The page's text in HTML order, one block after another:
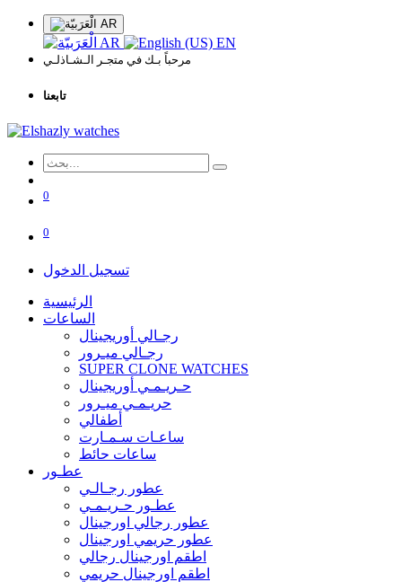
AR
AR EN
مرحباً بـك في متجـر الـشـاذلـي
تابعنا
0
0
تسجيل الدخول
الرئيسية
الساعات
رجـالي أوريجينال
رجـالي ميـرور
SUPER CLONE WATCHES
حـريـمـي أوريجينال
حريـمـي ميـرور
أطفالي
ساعـات سـمـارت
ساعات حائط
عطـور
عطور رجـالـي
عطـور حـريـمـي
عطور رجالي اورجينال
عطور حريمي اورجينال
اطقم اورجينال رجالي
اطقم اورجينال حريمي